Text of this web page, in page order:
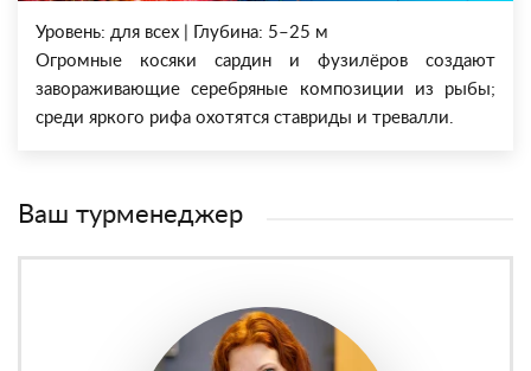
Уровень: для всех | Глубина: 5–25 м
Огромные косяки сардин и фузилёров создают
завораживающие серебряные композиции из рыбы;
среди яркого рифа охотятся ставриды и тревалли.
Ваш турменеджер